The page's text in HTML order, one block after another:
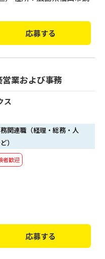
応募する
業および事務
ス
関連職（経理・総務・人
）
者歓迎
応募する